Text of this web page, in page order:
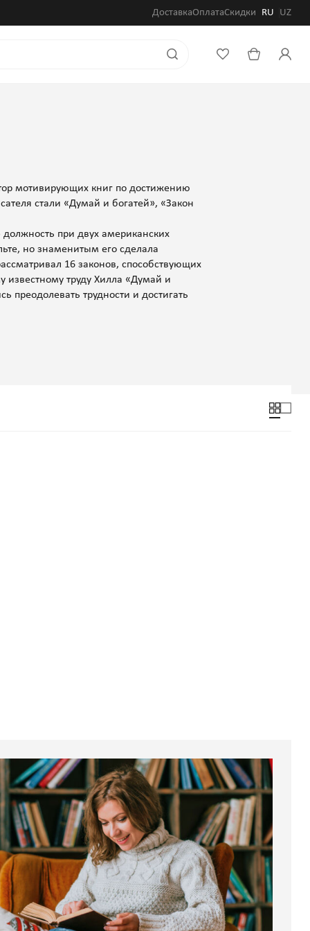
ДоставкаОплатаСкидки RU UZ
мотивирующих книг по достижению
стали «Думай и богатей», «Закон
при двух американских
но знаменитым его сделала
16 законов, способствующих
известному труду Хилла «Думай и
трудности и достигать